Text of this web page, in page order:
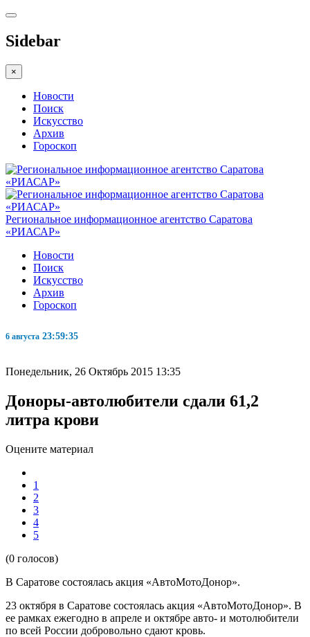
Sidebar
×
Новости
Поиск
Искусство
Архив
Гороскоп
Региональное информационное агентство Саратова
«РИАСАР»
Новости
Поиск
Искусство
Архив
Гороскоп
6 августа 23:59:35
Понедельник, 26 Октябрь 2015 13:35
Доноры-автолюбители сдали 61,2
литра крови
Оцените материал
1
2
3
4
5
(0 голосов)
В Саратове состоялась акция «АвтоМотоДонор».
23 октября в Саратове состоялась акция «АвтоМотоДонор». В
ее рамках ежегодно в апреле и октябре авто- и мотолюбители
по всей России добровольно сдают кровь.